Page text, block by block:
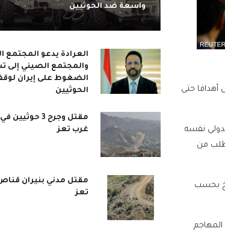
أهدافا حتى
نفسه
طلب من
بحسب
المهاجم
واسعة ضد الحوثيين
العرادة يدعو المجتمع
والمجتمع الصيني إلى
الضغوط على إيران
الحوثيين
مقتل وجرح 3
غرب تعز
مقتل مدني بنيران
تعز